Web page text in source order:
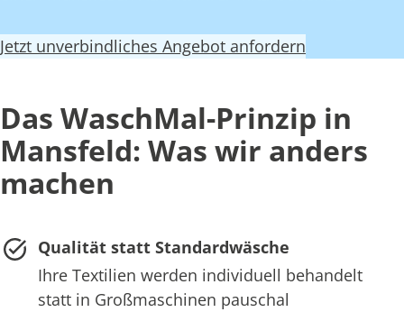
Jetzt unverbindliches Angebot anfordern
Das WaschMal-Prinzip in
Mansfeld: Was wir anders
machen
Qualität statt Standardwäsche
Ihre Textilien werden individuell behandelt
statt in Großmaschinen pauschal